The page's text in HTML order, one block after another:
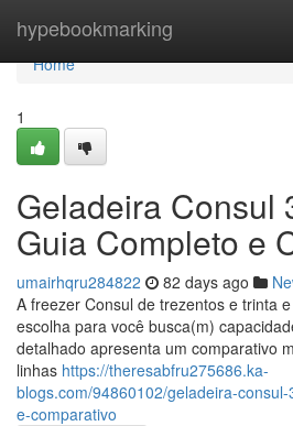
hypebookmarking
Home
Home
1
Geladeira Consul
Guia Completo e
umairhqru284822 82 days ago
A freezer Consul de trezentos e trinta
escolha para você busca(m)
detalhado apresenta um comparativo
linhas https://theresabfru275686.ka-
blogs.com/94860102/geladeira-
e-comparativo